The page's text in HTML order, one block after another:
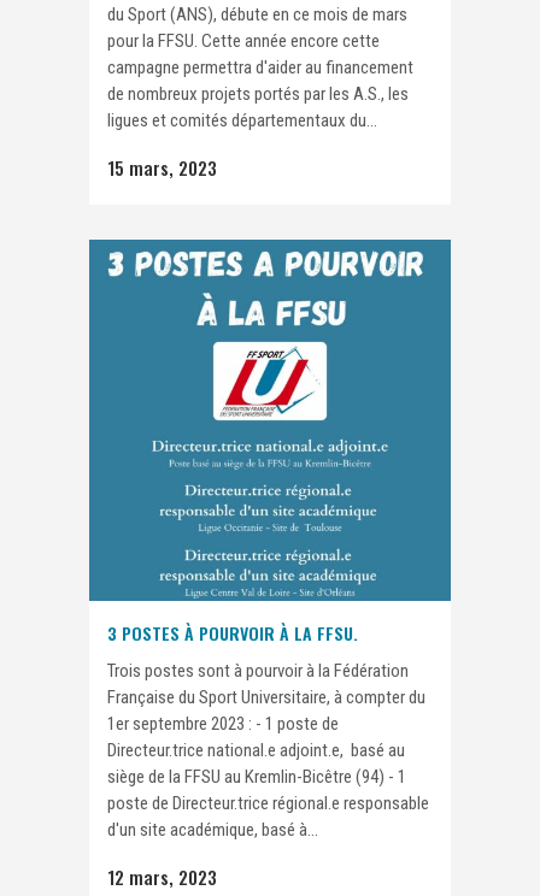
du Sport (ANS), débute en ce mois de mars
pour la FFSU. Cette année encore cette
campagne permettra d'aider au financement
de nombreux projets portés par les A.S., les
ligues et comités départementaux du...
15 mars, 2023
3 POSTES À POURVOIR À LA FFSU.
Trois postes sont à pourvoir à la Fédération
Française du Sport Universitaire, à compter du
1er septembre 2023 : - 1 poste de
Directeur.trice national.e adjoint.e, basé au
siège de la FFSU au Kremlin-Bicêtre (94) - 1
poste de Directeur.trice régional.e responsable
d'un site académique, basé à...
12 mars, 2023